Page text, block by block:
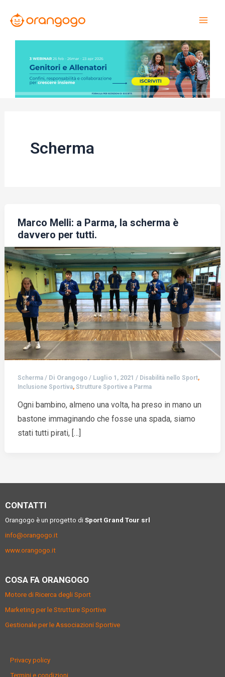
Scherma
Marco Melli: a Parma, la scherma è
davvero per tutti.
Scherma/ Di Orangogo / Luglio 1, 2021 / Disabilità nello Sport,
Inclusione Sportiva, Strutture Sportive a Parma
Ogni bambino, almeno una volta, ha preso in mano un
bastone immaginando che fosse una spada, siamo
stati tutti pirati, […]
CONTATTI
Orangogo è un progetto di Sport Grand Tour srl
info@orangogo.it
www.orangogo.it
COSA FA ORANGOGO
Motore di Ricerca degli Sport
Marketing per le Strutture Sportive
Gestionale per le Associazioni Sportive
Privacy policy
Termini e condizioni